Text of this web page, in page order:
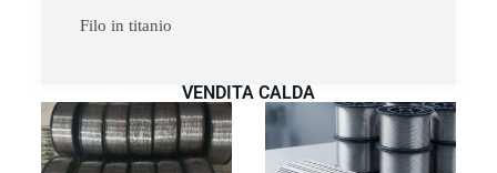
Filo in titanio
VENDITA CALDA